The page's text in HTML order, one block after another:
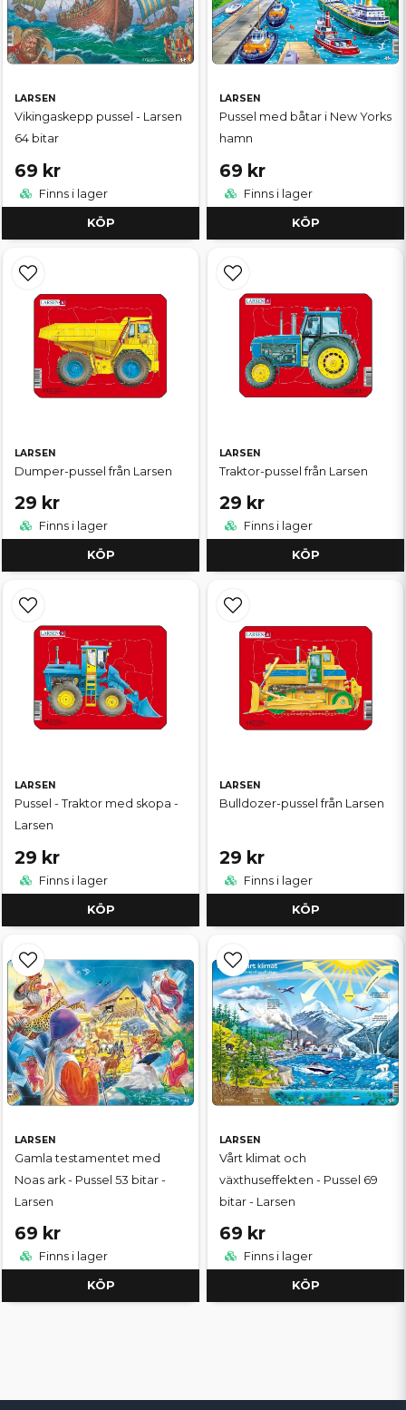
LARSEN
Vikingaskepp pussel - Larsen
64 bitar
69 kr
Finns i lager
KÖP
LARSEN
Pussel med båtar i New Yorks
hamn
69 kr
Finns i lager
KÖP
LARSEN
Dumper-pussel från Larsen
29 kr
Finns i lager
KÖP
LARSEN
Traktor-pussel från Larsen
29 kr
Finns i lager
KÖP
LARSEN
Pussel - Traktor med skopa -
Larsen
29 kr
Finns i lager
KÖP
LARSEN
Bulldozer-pussel från Larsen
29 kr
Finns i lager
KÖP
LARSEN
Gamla testamentet med
Noas ark - Pussel 53 bitar -
Larsen
69 kr
Finns i lager
KÖP
LARSEN
Vårt klimat och
växthuseffekten - Pussel 69
bitar - Larsen
69 kr
Finns i lager
KÖP